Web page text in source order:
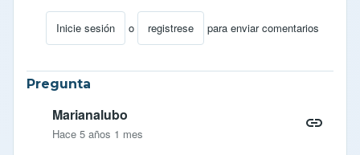
Inicie sesión o registrese para enviar comentarios
En respuesta a selloporANAMONTILLA1
Pregunta
Marianalubo
Hace 5 años 1 mes